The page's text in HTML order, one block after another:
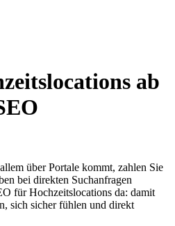
ab
über Portale kommt, zahlen Sie
bei direkten Suchanfragen
für Hochzeitslocations da: damit
sich sicher fühlen und direkt